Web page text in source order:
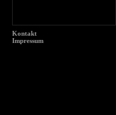
Kontakt
Impressum